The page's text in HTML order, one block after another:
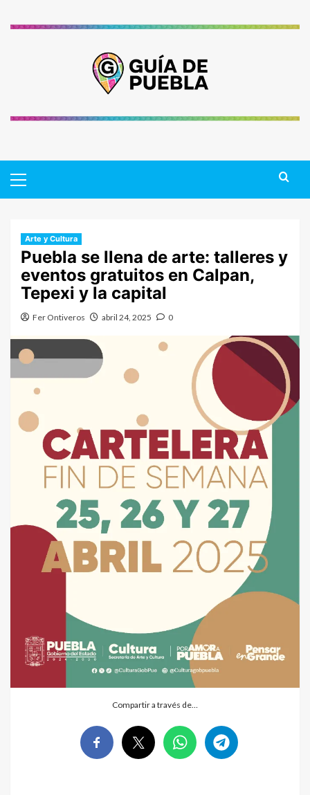
Menu
Arte y Cultura
Puebla se llena de arte: talleres y
eventos gratuitos en Calpan,
Tepexi y la capital
Fer Ontiveros abril 24, 2025 0
Compartir a través de…